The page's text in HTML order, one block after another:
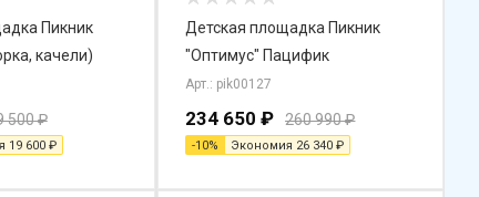
Пикник
качели)
500₽
19 600₽
Детская площадка Пикник
"Оптимус" Пацифик
Арт.: pik00127
234 650 ₽ 260 990₽
-10% Экономия 26 340 ₽